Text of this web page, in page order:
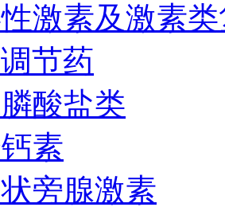
激素及激素
节药
酸盐类
素
旁腺激素